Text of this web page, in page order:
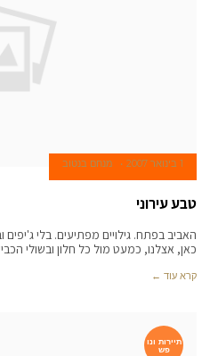
1 בינואר 2007 מנחם בנטוב
טבע עירוני
האביב בפתח. גילויים מפתיעים. בלי
כאן, אצלנו, כמעט מול כל חלון ובשולי
קרא עוד ←
תיירות ונו
פש